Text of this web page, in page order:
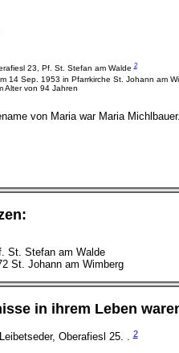
23, Pf. St. Stefan am Walde2
14 Sep. 1953 in Pfarrkirche St. Johann am
Alter von 94 Jahren
von Maria war Maria Michlbauer.
St. Stefan am Walde
St. Johann am Wimberg
in ihrem Leben
Oberafiesl 25. .2